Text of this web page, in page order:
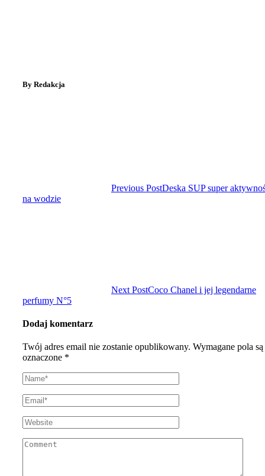
By Redakcja
Previous PostDeska SUP super
na wodzie
Next PostCoco Chanel i jej legendarne
perfumy N°5
Dodaj komentarz
Twój adres email nie zostanie opublikowany. Wymagane pola są
oznaczone *